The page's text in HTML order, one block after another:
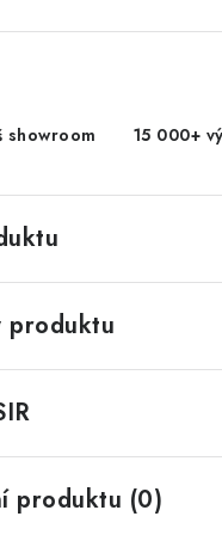
showroom 15 000+
produktu
produktu (0)